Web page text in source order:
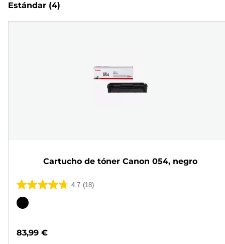
Estándar (4)
Cartucho de tóner Canon 054, negro
4.7 (18)
4.7
de
18
Cartucho
83,99 €